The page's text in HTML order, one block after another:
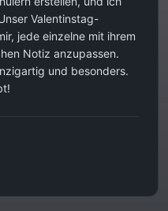
Valentinstag-
jede einzelne mit ihrem
Notiz anzupassen.
und besonders.